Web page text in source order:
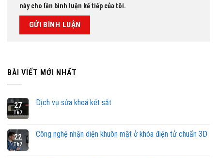
này cho lần bình luận kế tiếp của tôi.
BÀI VIẾT MỚI NHẤT
27
Th7
Dịch vụ sửa khoá két sắt
22
Th7
Công nghệ nhận diện khuôn mặt ở khóa điện tử chuẩn 3D